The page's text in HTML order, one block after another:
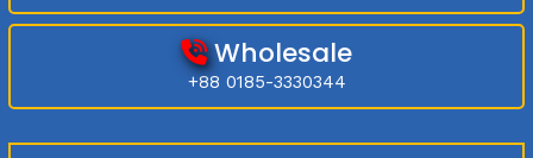
Wholesale
+88 0185-3330344